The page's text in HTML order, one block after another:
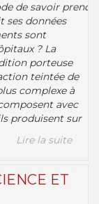
de savoir prend
ses données
sont
? La
porteuse
teintée de
complexe à
avec
produisent sur
Lire la suite
ET